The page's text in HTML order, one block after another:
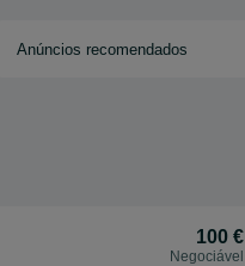
Anúncios recomendados
100 €
Negociável